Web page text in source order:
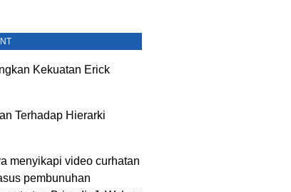
Kekuatan Erick
Terhadap Hierarki
menyikapi video curhatan
pembunuhan